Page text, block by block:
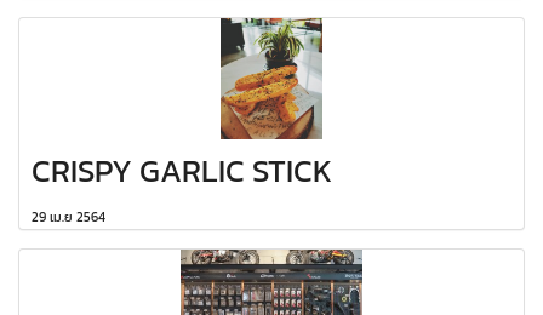
CRISPY GARLIC STICK
29 เม.ย 2564